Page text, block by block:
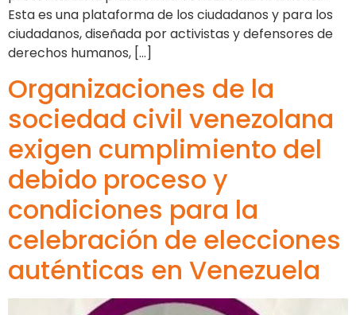
Esta es una plataforma de los ciudadanos y para los
ciudadanos, diseñada por activistas y defensores de
derechos humanos, […]
Organizaciones de la
sociedad civil venezolana
exigen cumplimiento del
debido proceso y
condiciones para la
celebración de elecciones
auténticas en Venezuela